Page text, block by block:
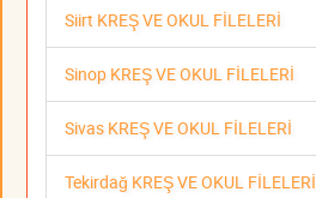
Siirt KREŞ VE OKUL FİLELERİ
Sinop KREŞ VE OKUL FİLELERİ
Sivas KREŞ VE OKUL FİLELERİ
Tekirdağ KREŞ VE OKUL FİLELERİ